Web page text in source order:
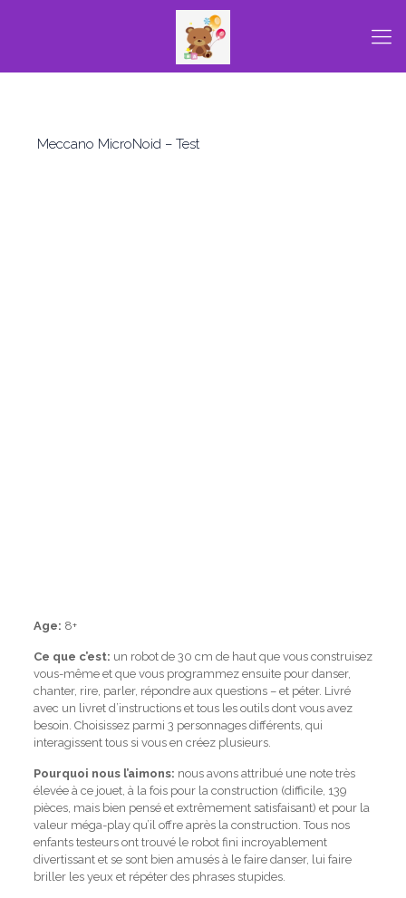
Meccano MicroNoid – Test
Age: 8+
Ce que c’est: un robot de 30 cm de haut que vous construisez
vous-même et que vous programmez ensuite pour danser,
chanter, rire, parler, répondre aux questions – et péter. Livré
avec un livret d’instructions et tous les outils dont vous avez
besoin. Choisissez parmi 3 personnages différents, qui
interagissent tous si vous en créez plusieurs.
Pourquoi nous l’aimons: nous avons attribué une note très
élevée à ce jouet, à la fois pour la construction (difficile, 139
pièces, mais bien pensé et extrêmement satisfaisant) et pour la
valeur méga-play qu’il offre après la construction. Tous nos
enfants testeurs ont trouvé le robot fini incroyablement
divertissant et se sont bien amusés à le faire danser, lui faire
briller les yeux et répéter des phrases stupides.